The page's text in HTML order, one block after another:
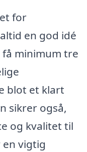
for
en god idé
minimum tre
blot et klart
sikrer også,
og kvalitet til
vigtig